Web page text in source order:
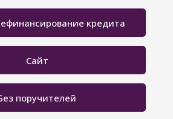
поручителей
Сайт
кредита